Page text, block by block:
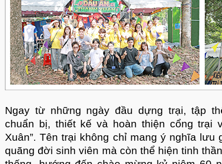
Ngay từ những ngày đầu dựng trại, tập
chuẩn bị, thiết kế và hoàn thiện cổng trại
Xuân”. Tên trại không chỉ mang ý nghĩa
quãng đời sinh viên mà còn thể hiện tinh